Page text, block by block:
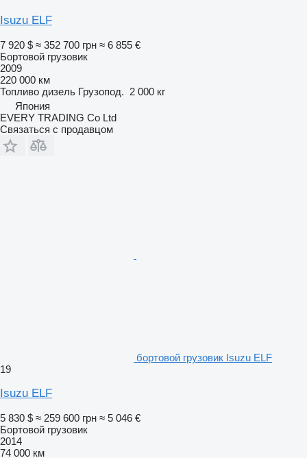
Isuzu ELF
7 920 $ ≈ 352 700 грн ≈ 6 855 €
Бортовой грузовик
2009
220 000 км
Топливо дизель Грузопод. 2 000 кг
Япония
EVERY TRADING Co Ltd
Связаться с продавцом
бортовой грузовик Isuzu ELF
19
Isuzu ELF
5 830 $ ≈ 259 600 грн ≈ 5 046 €
Бортовой грузовик
2014
74 000 км